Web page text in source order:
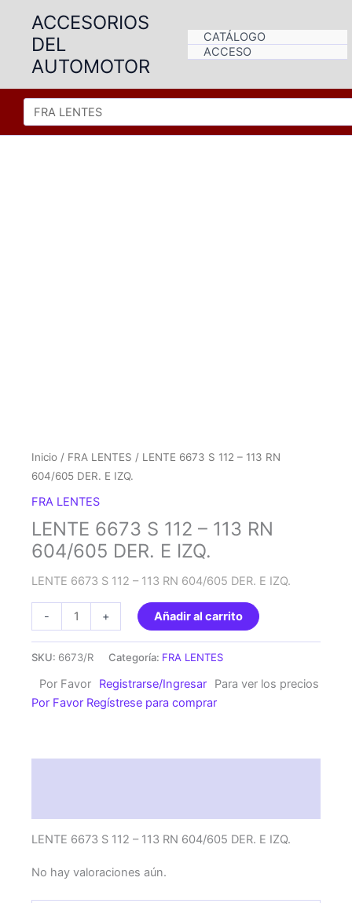
contenido
ACCESORIOS
DEL
AUTOMOTOR
CATÁLOGO
ACCESO
Inicio / FRA LENTES / LENTE 6673 S 112 – 113 RN
604/605 DER. E IZQ.
FRA LENTES
LENTE 6673 S 112 – 113 RN
604/605 DER. E IZQ.
LENTE 6673 S 112 – 113 RN 604/605 DER. E IZQ.
-
6673
113
DER.
cantidad
+ Añadir al carrito
SKU: 6673/R Categoría: FRA LENTES
Por Favor Registrarse/Ingresar
Para ver los precios
Por Favor Regístrese para comprar
LENTE 6673 S 112 – 113 RN 604/605 DER. E IZQ.
No hay valoraciones aún.